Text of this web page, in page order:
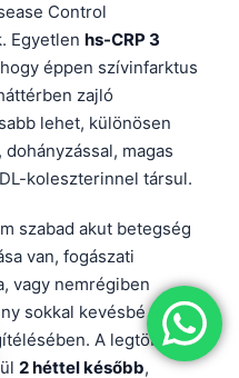
Control
Egyetlen hs-CRP 3
éppen szívinfarktus
zajló
lehet, különösen
magas
koleszterinnel társul.
szabad akut betegség
van, fogászati
vagy nemrégiben
sokkal kevésbé lesz
A legtöbb
2 héttel később,